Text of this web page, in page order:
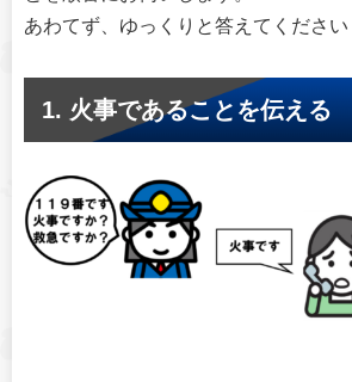
あわてず、ゆっくりと答えてください
1. 火事であることを伝える